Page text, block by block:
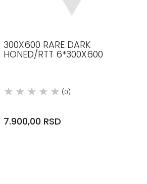
300X600 RARE DARK
HONED/RTT 6*300X600
(0)
7.900,00 RSD